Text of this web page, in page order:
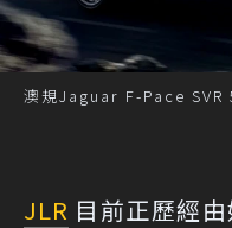
澳規Jaguar F-Pace
JLR 目前正歷經